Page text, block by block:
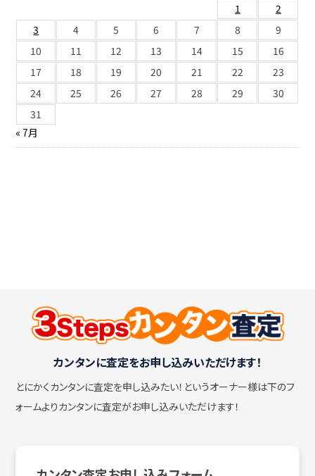
1
2
3
4 5 6 7 8
9
10
11 12 13 14 15
16
17
18 19 20 21 22
23
24
25 26 27 28 29
30
31
« 7月
カンタンに査定をお申し込みいただけます！
とにかくカンタンに査定を申し込みたい！ というオーナー様は下のフ
ォームよりカンタンに査定がお申し込みいただけます！